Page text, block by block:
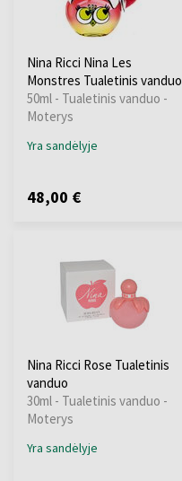
Nina Ricci Nina Les
Monstres Tualetinis vanduo
50ml - Tualetinis vanduo -
Moterys
Yra sandėlyje
48,00 €
Nina Ricci Rose Tualetinis
vanduo
30ml - Tualetinis vanduo -
Moterys
Yra sandėlyje